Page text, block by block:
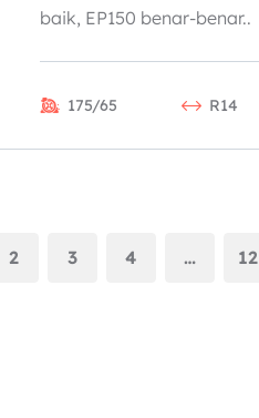
baik, EP150 benar-benar..
175/65 R14
2 3 4 … 12